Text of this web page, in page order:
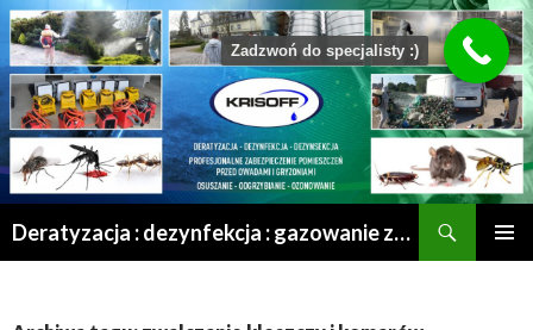
Deratyzacja : dezynfekcja : gazowanie zboża : odgrzybianie : odkomarzanie : osuszanie po zalaniu | Mrągowo – Olsztyn – Szczytno – Ełk – Przasnysz – Grajewo
Zadzwoń do specjalisty :)